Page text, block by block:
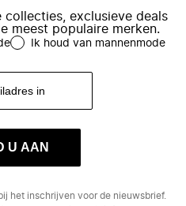
collecties, exclusieve deals
meest populaire merken.
Ik houd van mannenmode
U AAN
bij het inschrijven voor de nieuwsbrief.